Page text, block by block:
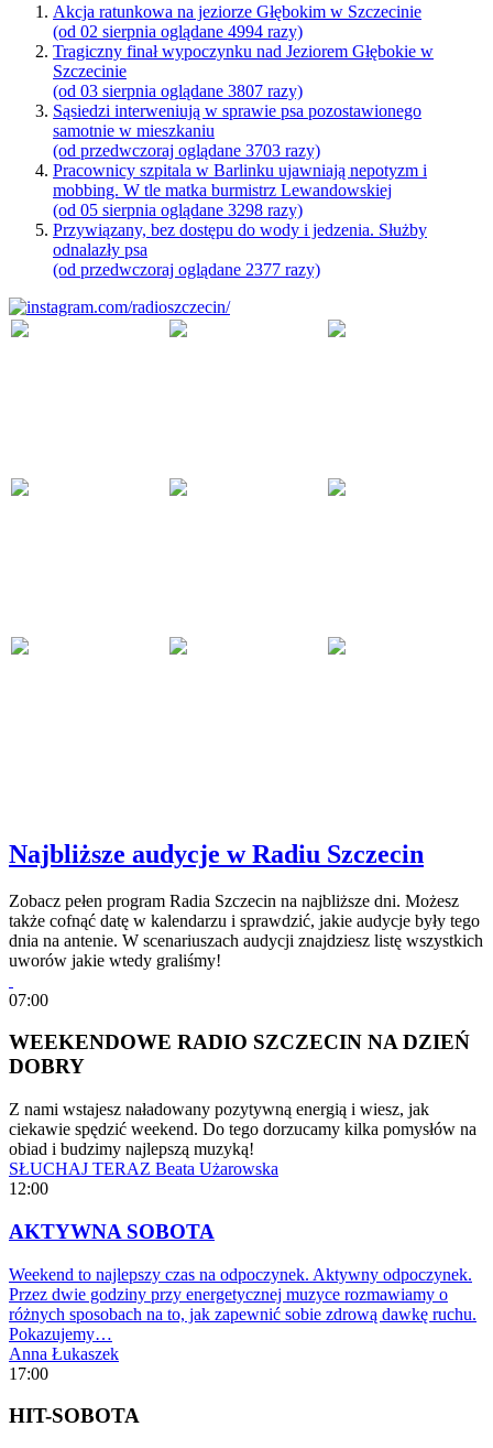
Akcja ratunkowa na jeziorze Głębokim w Szczecinie
(od 02 sierpnia oglądane 4994 razy)
Tragiczny finał wypoczynku nad Jeziorem Głębokie w
Szczecinie
(od 03 sierpnia oglądane 3807 razy)
Sąsiedzi interweniują w sprawie psa pozostawionego
samotnie w mieszkaniu
(od przedwczoraj oglądane 3703 razy)
Pracownicy szpitala w Barlinku ujawniają nepotyzm i
mobbing. W tle matka burmistrz Lewandowskiej
(od 05 sierpnia oglądane 3298 razy)
Przywiązany, bez dostępu do wody i jedzenia. Służby
odnalazły psa
(od przedwczoraj oglądane 2377 razy)
Najbliższe audycje w Radiu Szczecin
Zobacz pełen program Radia Szczecin na najbliższe dni. Możesz
także cofnąć datę w kalendarzu i sprawdzić, jakie audycje były tego
dnia na antenie. W scenariuszach audycji znajdziesz listę wszystkich
uworów jakie wtedy graliśmy!
07:00
WEEKENDOWE RADIO SZCZECIN NA DZIEŃ
DOBRY
Z nami wstajesz naładowany pozytywną energią i wiesz, jak
ciekawie spędzić weekend. Do tego dorzucamy kilka pomysłów na
obiad i budzimy najlepszą muzyką!
SŁUCHAJ TERAZ Beata Użarowska
12:00
AKTYWNA SOBOTA
Weekend to najlepszy czas na odpoczynek. Aktywny odpoczynek.
Przez dwie godziny przy energetycznej muzyce rozmawiamy o
różnych sposobach na to, jak zapewnić sobie zdrową dawkę ruchu.
Pokazujemy…
Anna Łukaszek
17:00
HIT-SOBOTA